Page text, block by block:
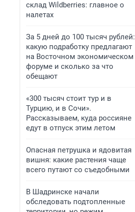
склад Wildberries: главное о
налетах
За 5 дней до 100 тысяч рублей:
какую подработку предлагают
на Восточном экономическом
форуме и сколько за что
обещают
«300 тысяч стоит тур и в
Турцию, и в Сочи».
Рассказываем, куда россияне
едут в отпуск этим летом
Опасная петрушка и ядовитая
вишня: какие растения чаще
всего путают со съедобными
В Шадринске начали
обследовать подтопленные